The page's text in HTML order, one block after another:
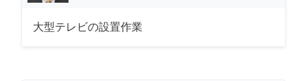
大型テレビの設置作業